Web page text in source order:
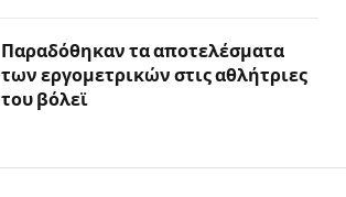
Παραδόθηκαν τα αποτελέσματα
των εργομετρικών στις αθλήτριες
του βόλεϊ